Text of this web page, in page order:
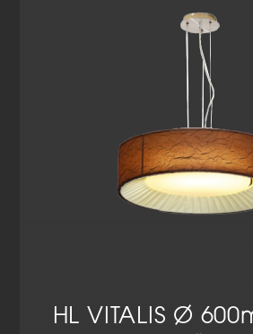
HL VITALIS Ø